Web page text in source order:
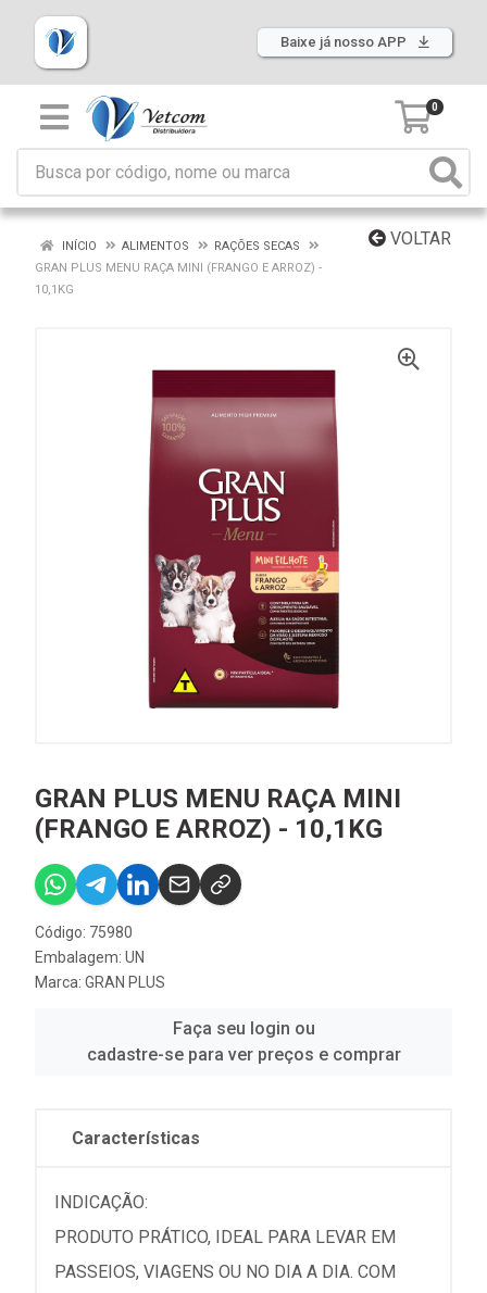
Baixe já nosso APP
0
VOLTAR
INÍCIO ALIMENTOS
RAÇÕES SECAS
GRAN PLUS MENU RAÇA MINI (FRANGO E ARROZ) -
10,1KG
GRAN PLUS MENU RAÇA MINI
(FRANGO E ARROZ) - 10,1KG
Código: 75980
Embalagem: UN
Marca: GRAN PLUS
Faça seu login ou
cadastre-se para ver preços e comprar
Características
INDICAÇÃO:
PRODUTO PRÁTICO, IDEAL PARA LEVAR EM
PASSEIOS, VIAGENS OU NO DIA A DIA. COM